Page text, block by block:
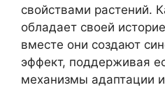
свойствами растений.
обладает своей
вместе они создают
эффект, поддерживая
механизмы адаптации